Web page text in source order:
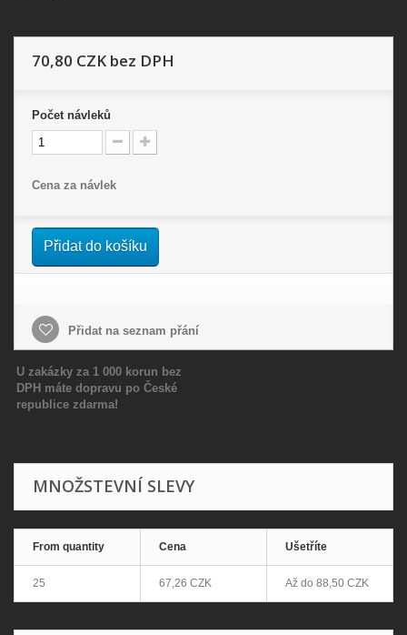
70,80 CZK bez DPH
Počet návleků
Cena za návlek
Přidat do košíku
Přidat na seznam přání
U zakázky za 1 000 korun bez
DPH máte dopravu po České
republice zdarma!
MNOŽSTEVNÍ SLEVY
From quantity Cena Ušetříte
25 67,26 CZK Až do 88,50 CZK